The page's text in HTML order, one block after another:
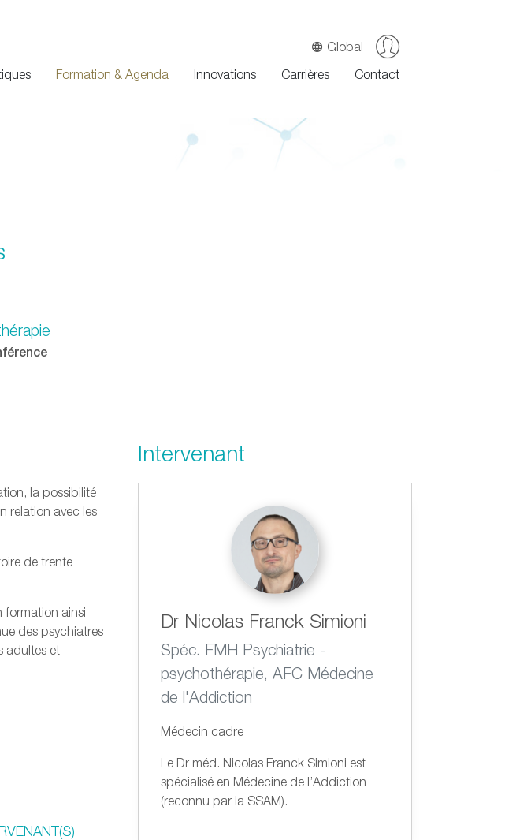
Formation & Agenda Innovations Carrières Contact
Global
la possibilité
relation avec les
de trente
formation ainsi
des psychiatres
adultes et
Intervenant
Dr Nicolas Franck Simioni
Spéc. FMH Psychiatrie -
psychothérapie, AFC Médecine
de l'Addiction
Médecin cadre
Le Dr méd. Nicolas Franck Simioni est
spécialisé en Médecine de l’Addiction
(reconnu par la SSAM).